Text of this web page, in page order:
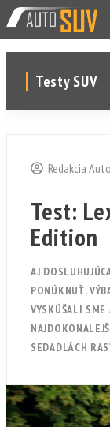
Testy SUV
Redakcia
Test:
Edition
AJ
PONÚKNUŤ.
VYSKÚŠALI SME
SEDADLÁCH